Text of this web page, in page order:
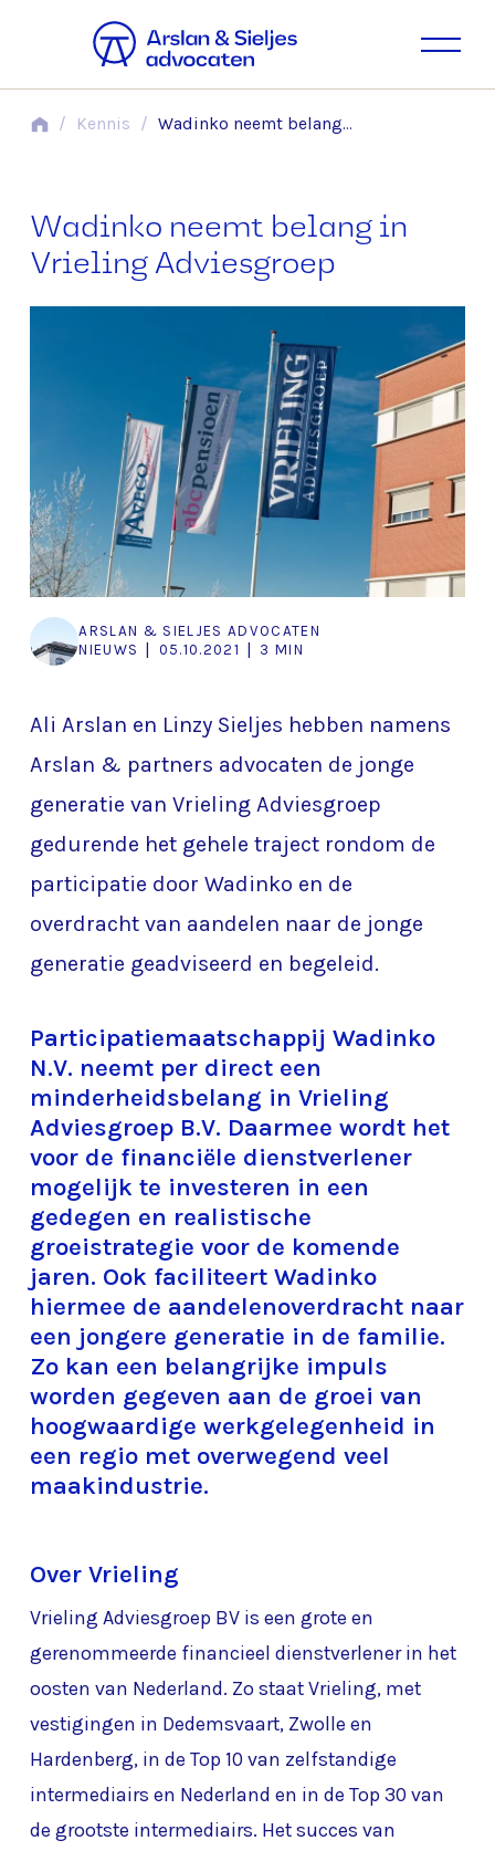
/ Kennis / Wadinko neemt belang in Vrieling Adviesgroep
Wadinko neemt belang in
Vrieling Adviesgroep
ARSLAN & SIELJES ADVOCATEN
NIEUWS
05.10.2021 3 MIN
Ali Arslan en Linzy Sieljes hebben namens
Arslan & partners advocaten de jonge
generatie van Vrieling Adviesgroep
gedurende het gehele traject rondom de
participatie door Wadinko en de
overdracht van aandelen naar de jonge
generatie geadviseerd en begeleid.
Participatiemaatschappij Wadinko
N.V. neemt per direct een
minderheidsbelang in Vrieling
Adviesgroep B.V. Daarmee wordt het
voor de financiële dienstverlener
mogelijk te investeren in een
gedegen en realistische
groeistrategie voor de komende
jaren. Ook faciliteert Wadinko
hiermee de aandelenoverdracht naar
een jongere generatie in de familie.
Zo kan een belangrijke impuls
worden gegeven aan de groei van
hoogwaardige werkgelegenheid in
een regio met overwegend veel
maakindustrie.
Over Vrieling
Vrieling Adviesgroep BV is een grote en
gerenommeerde financieel dienstverlener in het
oosten van Nederland. Zo staat Vrieling, met
vestigingen in Dedemsvaart, Zwolle en
Hardenberg, in de Top 10 van zelfstandige
intermediairs en Nederland en in de Top 30 van
de grootste intermediairs. Het succes van